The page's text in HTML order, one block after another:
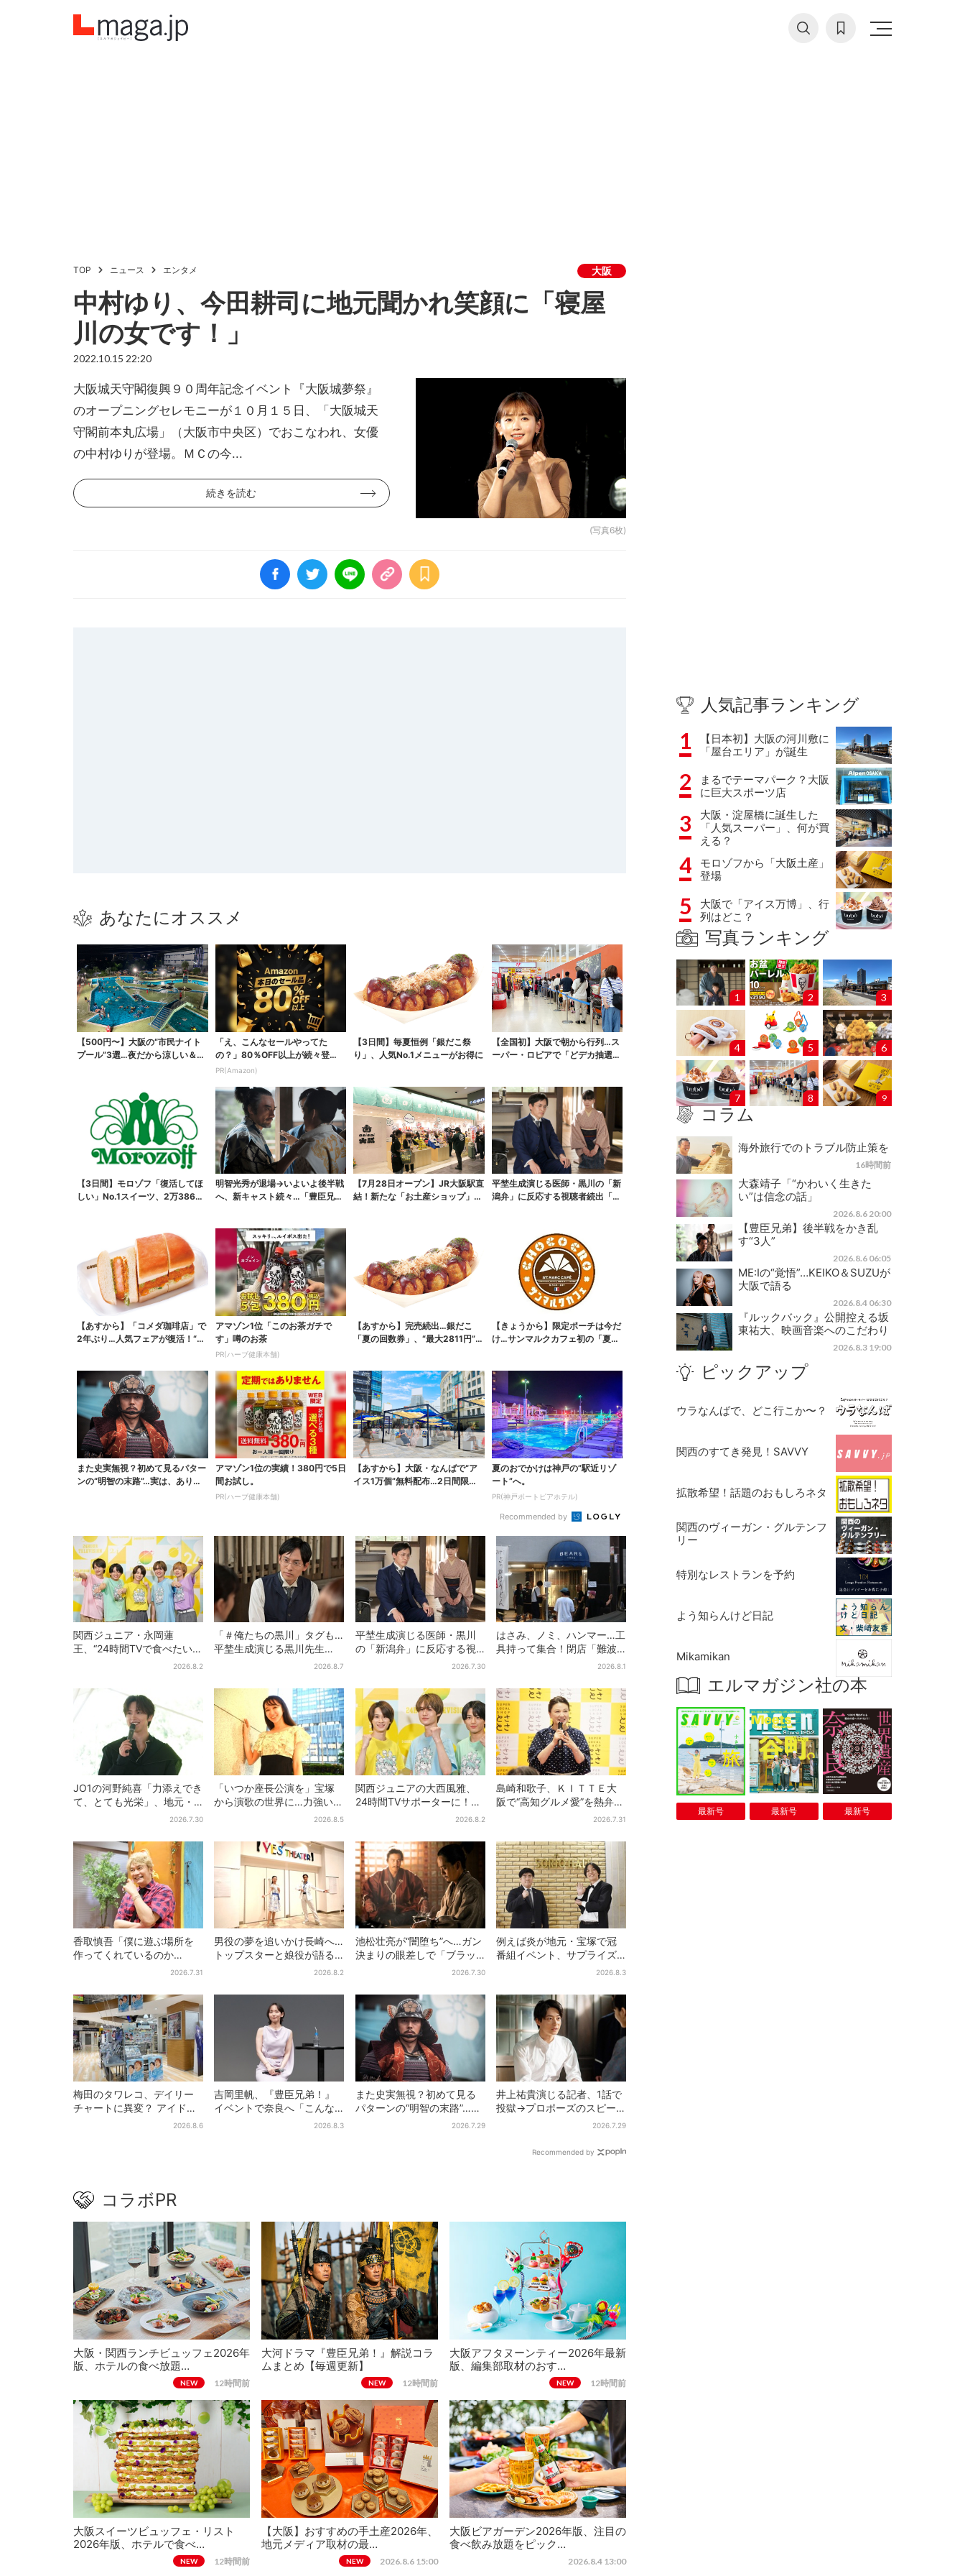
TOP ニュース エンタメ 大阪
中村ゆり、今田耕司に地元聞かれ笑顔に「寝屋
川の女です！」
2022.10.15 22:20
(写真6枚)
大阪城天守閣復興９０周年記念イベント『大阪城夢祭』
のオープニングセレモニーが１０月１５日、「大阪城天
守閣前本丸広場」（大阪市中央区）でおこなわれ、女優
の中村ゆりが登場。ＭＣの今...
続きを読む
あなたにオススメ
【500円〜】大阪の“市民ナイト
プール”3選…夜だから涼しい＆コ
「え、こんなセールやってた
の？」80％OFF以上が続々登
場！Amazonの本気が...
PR(Amazon)
【3日間】毎夏恒例「銀だこ祭
り」、人気No.1メニューがお得に
【全国初】大阪で朝から行列…ス
ーパー・ロピアで「どデカ抽選
【3日間】モロゾフ「復活してほ
しい」No.1スイーツ、2万3865
明智光秀が退場→いよいよ後半戦
へ、新キャスト続々…「豊臣兄
【7月28日オープン】JR大阪駅直
結！新たな「お土産ショップ」、
平埜生成演じる医師・黒川の「新
潟弁」に反応する視聴者続出「グ
【あすから】「コメダ珈琲店」で
2年ぶり…人気フェアが復活！“ハ
アマゾン1位「このお茶ガチで
す」噂のお茶
PR(ハーブ健康本舗)
【あすから】完売続出…銀だこ
「夏の回数券」、“最大2811円”お
【きょうから】限定ポーチは今だ
け…サンマルクカフェ初の「夏福
また史実無視？初めて見るパター
ンの“明智の末路”…実は、ありえ
アマゾン1位の実績！380円で5日
間お試し。
PR(ハーブ健康本舗)
【あすから】大阪・なんばで“ア
イス1万個”無料配布…2日間限定
夏のおでかけは神戸の”駅近リゾ
ート”へ。
PR(神戸ポートピアホテル)
Recommended by
関西ジュニア・永岡蓮
王、“24時間TVで食べたい差
し入れ”は？「キッチンカー
2026.8.2
「＃俺たちの黒川」タグも…
平埜生成演じる黒川先生
の“退場”にSNS悲鳴「もっと
2026.8.7
平埜生成演じる医師・黒川
の「新潟弁」に反応する視
聴者続出「グッときた」2026.7.30
はさみ、ノミ、ハンマー…工
具持って集合！閉店「難波
ベアーズ」最終日400人超…
い」
2026.8.1
JO1の河野純喜「力添えでき
て、とても光栄」、地元・
奈良へ凱旋！学生時代の思
2026.7.30
「いつか座長公演を」宝塚
から演歌の世界に…力強いコ
ブシで聴かせる有沙瞳の目
2026.8.5
関西ジュニアの大西風雅、
24時間TVサポーターに！な
にわ男子・藤原丈一郎から
2026.8.2
島崎和歌子、ＫＩＴＴＥ大
阪で“高知グルメ愛”を熱弁
「カツオは塩派」「ちくキ
2026.7.31
香取慎吾「僕に遊ぶ場所を
作ってくれているのか
も」、異色バラエティ『し
レビの“パンク精神”
2026.7.31
男役の夢を追いかけ長崎へ…
トップスターと娘役が語る
「ハウステンボス歌劇団」
2026.8.2
池松壮亮が“闇堕ち”へ…ガン
決まりの眼差しで「ブラッ
ク秀吉がログイン」【豊臣
2026.7.30
例えば炎が地元・宝塚で冠
番組イベント、サプライズ
に会場騒然「まさか本人が
2026.8.3
梅田のタワレコ、デイリー
チャートに異変？ アイドル
に混じり“マユリカ”が1位2026.8.6
吉岡里帆、『豊臣兄弟！』
イベントで奈良へ「こんな
に楽しんでもらえてうれし
2026.8.3
また史実無視？初めて見る
パターンの“明智の末路”…実
は、ありえなくもない！？
2026.7.29
井上祐貴演じる記者、1話で
投獄→プロポーズのスピー
ド感に視聴者驚き「横沢さ
2026.7.29
Recommended by
コラボPR
大阪・関西ランチビュッフェ2026年
版、ホテルの食べ放題…
NEW 12時間前
大河ドラマ『豊臣兄弟！』解説コラ
ムまとめ【毎週更新】
NEW 12時間前
大阪アフタヌーンティー2026年最新
版、編集部取材のおす…
NEW 12時間前
大阪スイーツビュッフェ・リスト
2026年版、ホテルで食べ…
NEW 12時間前
【大阪】おすすめの手土産2026年、
地元メディア取材の最…
NEW 2026.8.6 15:00
大阪ビアガーデン2026年版、注目の
食べ飲み放題をピック…
2026.8.4 13:00
人気記事ランキング
1
【日本初】大阪の河川敷に
「屋台エリア」が誕生
2
まるでテーマパーク？大阪
に巨大スポーツ店
3
大阪・淀屋橋に誕生した
「人気スーパー」、何が買
える？
4
モロゾフから「大阪土産」
登場
5
大阪で「アイス万博」、行
列はどこ？
写真ランキング
1 2 3
4 5 6
7 8 9
コラム
海外旅行でのトラブル防止策を
16時間前
大森靖子「“かわいく生きた
い”は信念の話」
2026.8.6 20:00
【豊臣兄弟】後半戦をかき乱
す“3人”
2026.8.6 06:05
ME:Iの“覚悟”…KEIKO＆SUZUが
大阪で語る
2026.8.4 06:30
『ルックバック』公開控える坂
東祐大、映画音楽へのこだわり
2026.8.3 19:00
ピックアップ
ウラなんばで、どこ行こか〜？
関西のすてき発見！SAVVY
拡散希望！話題のおもしろネタ
関西のヴィーガン・グルテンフ
リー
特別なレストランを予約
よう知らんけど日記
Mikamikan
エルマガジン社の本
最新号 最新号 最新号